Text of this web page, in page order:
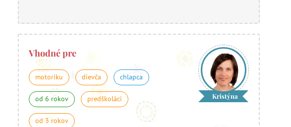
Vhodné pre
motoriku dievča chlapca
od 6 rokov predškoláci
od 3 rokov
Kristýna